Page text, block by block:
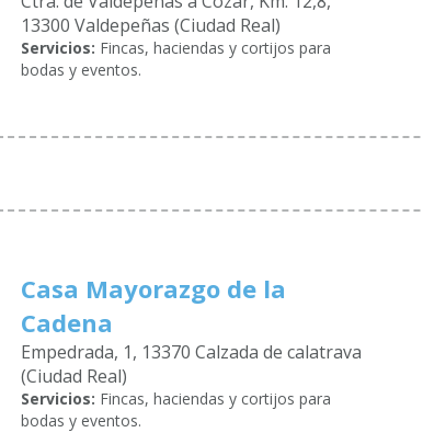
13300 Valdepeñas (Ciudad Real)
Servicios: Fincas, haciendas y cortijos para
bodas y eventos.
Casa Mayorazgo de la
Cadena
Empedrada, 1, 13370 Calzada de calatrava
(Ciudad Real)
Servicios: Fincas, haciendas y cortijos para
bodas y eventos.